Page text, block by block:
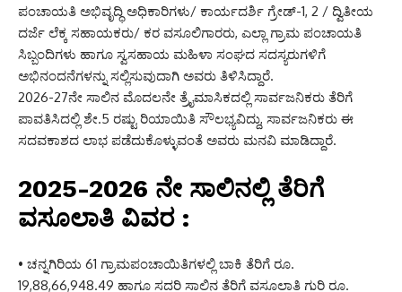
ಪಂಚಾಯತಿ ಅಭಿವೃದ್ಧಿ ಅಧಿಕಾರಿಗಳು/ ಕಾರ್ಯದರ್ಶಿ ಗ್ರೇಡ್-1, 2 / ದ್ವಿತೀಯ
ದರ್ಜೆ ಲೆಕ್ಕ ಸಹಾಯಕರು/ ಕರ ವಸೂಲಿಗಾರರು, ಎಲ್ಲಾ ಗ್ರಾಮ ಪಂಚಾಯತಿ
ಸಿಬ್ಬಂದಿಗಳು ಹಾಗೂ ಸ್ವಸಹಾಯ ಮಹಿಳಾ ಸಂಘದ ಸದಸ್ಯರುಗಳಿಗೆ
ಅಭಿನಂದನೆಗಳನ್ನು ಸಲ್ಲಿಸುವುದಾಗಿ ಅವರು ತಿಳಿಸಿದ್ದಾರೆ.
2026-27ನೇ ಸಾಲಿನ ಮೊದಲನೇ ತ್ರೈಮಾಸಿಕದಲ್ಲಿ ಸಾರ್ವಜನಿಕರು ತೆರಿಗೆ
ಪಾವತಿಸಿದಲ್ಲಿ ಶೇ.5 ರಷ್ಟು ರಿಯಾಯಿತಿ ಸೌಲಭ್ಯವಿದ್ದು, ಸಾರ್ವಜನಿಕರು ಈ
ಸದವಕಾಶದ ಲಾಭ ಪಡೆದುಕೊಳ್ಳುವಂತೆ ಅವರು ಮನವಿ ಮಾಡಿದ್ದಾರೆ.
2025-2026 ನೇ ಸಾಲಿನಲ್ಲಿ ತೆರಿಗೆ
ವಸೂಲಾತಿ ವಿವರ :
• ಚನ್ನಗಿರಿಯ 61 ಗ್ರಾಮಪಂಚಾಯಿತಿಗಳಲ್ಲಿ ಬಾಕಿ ತೆರಿಗೆ ರೂ.
19,88,66,948.49 ಹಾಗೂ ಸದರಿ ಸಾಲಿನ ತೆರಿಗೆ ವಸೂಲಾತಿ ಗುರಿ ರೂ.